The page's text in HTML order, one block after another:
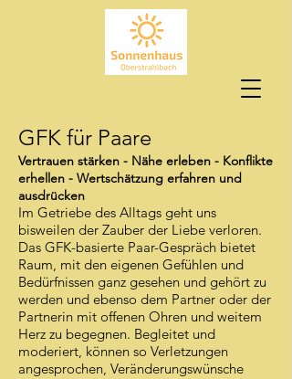
GFK für Paare
Vertrauen stärken - Nähe erleben - Konflikte
erhellen - Wertschätzung erfahren und
ausdrücken
Im Getriebe des Alltags geht uns
bisweilen der Zauber der Liebe verloren.
Das GFK-basierte Paar-Gespräch bietet
Raum, mit den eigenen Gefühlen und
Bedürfnissen ganz gesehen und gehört zu
werden und ebenso dem Partner oder der
Partnerin mit offenen Ohren und weitem
Herz zu begegnen. Begleitet und
moderiert, können so Verletzungen
angesprochen, Veränderungswünsche